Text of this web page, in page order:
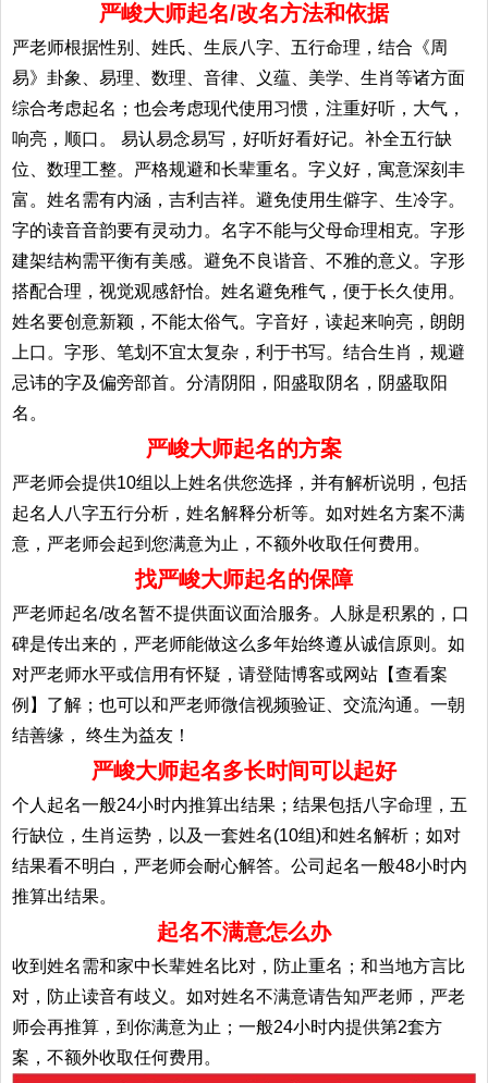
严峻大师起名/改名方法和依据
严老师根据性别、姓氏、生辰八字、五行命理，结合《周
易》卦象、易理、数理、音律、义蕴、美学、生肖等诸方面
综合考虑起名；也会考虑现代使用习惯，注重好听，大气，
响亮，顺口。 易认易念易写，好听好看好记。补全五行缺
位、数理工整。严格规避和长辈重名。字义好，寓意深刻丰
富。姓名需有内涵，吉利吉祥。避免使用生僻字、生冷字。
字的读音音韵要有灵动力。名字不能与父母命理相克。字形
建架结构需平衡有美感。避免不良谐音、不雅的意义。字形
搭配合理，视觉观感舒怡。姓名避免稚气，便于长久使用。
姓名要创意新颖，不能太俗气。字音好，读起来响亮，朗朗
上口。字形、笔划不宜太复杂，利于书写。结合生肖，规避
忌讳的字及偏旁部首。分清阴阳，阳盛取阴名，阴盛取阳
名。
严峻大师起名的方案
严老师会提供10组以上姓名供您选择，并有解析说明，包括
起名人八字五行分析，姓名解释分析等。如对姓名方案不满
意，严老师会起到您满意为止，不额外收取任何费用。
找严峻大师起名的保障
严老师起名/改名暂不提供面议面洽服务。人脉是积累的，口
碑是传出来的，严老师能做这么多年始终遵从诚信原则。如
对严老师水平或信用有怀疑，请登陆博客或网站【查看案
例】了解；也可以和严老师微信视频验证、交流沟通。一朝
结善缘， 终生为益友！
严峻大师起名多长时间可以起好
个人起名一般24小时内推算出结果；结果包括八字命理，五
行缺位，生肖运势，以及一套姓名(10组)和姓名解析；如对
结果看不明白，严老师会耐心解答。公司起名一般48小时内
推算出结果。
起名不满意怎么办
收到姓名需和家中长辈姓名比对，防止重名；和当地方言比
对，防止读音有歧义。如对姓名不满意请告知严老师，严老
师会再推算，到你满意为止；一般24小时内提供第2套方
案，不额外收取任何费用。